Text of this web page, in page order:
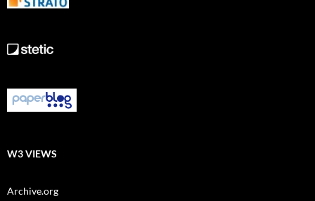
W3 VIEWS
Archive.org